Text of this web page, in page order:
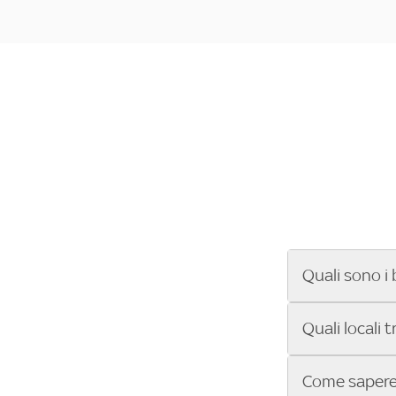
Quali sono i
Se cerchi un
ENILIVE, la
Sky Bar ti
Quali locali
Vuoi sapere
Come